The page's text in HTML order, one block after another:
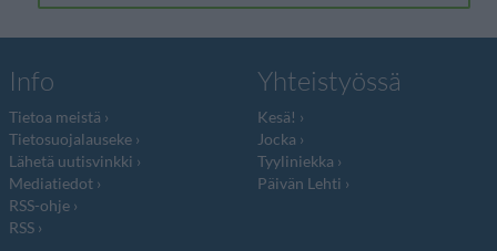
Info
Tietoa meistä
Tietosuojalauseke
Lähetä uutisvinkki
Mediatiedot
RSS-ohje
RSS
Yhteistyössä
Kesä!
Jocka
Tyyliniekka
Päivän Lehti